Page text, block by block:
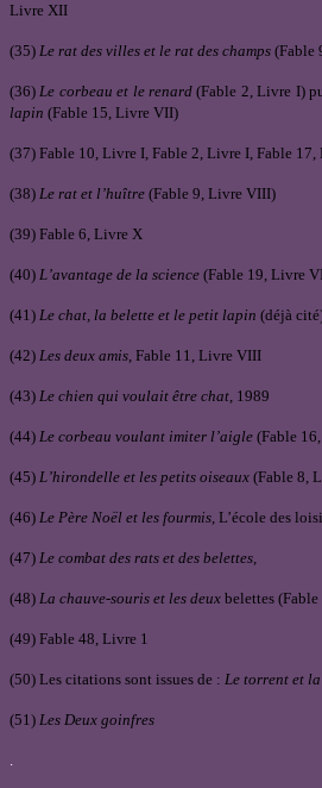
Livre XII
(35) Le rat des villes et le rat des champs (Fable
(36)Le corbeau et le renard (Fable 2, Livre I)
lapin (Fable 15, Livre VII)
(37) Fable 10, Livre I, Fable 2, Livre I, Fable
(38) Le rat et l’huître (Fable 9, Livre VIII)
(39) Fable 6, Livre X
(40) L’avantage de la science (Fable 19, Livre
(41) Le chat, la belette et le petit lapin (déjà
(42) Les deux amis, Fable 11, Livre VIII
(43) Le chien qui voulait être chat, 1989
(44) Le corbeau voulant imiter l’aigle (Fable
(45) L’hirondelle et les petits oiseaux (Fable 8,
(46) Le Père Noël et les fourmis, L’école des
(47) Le combat des rats et des belettes,
(48) La chauve-souris et les deux belettes
(49) Fable 48, Livre 1
(50) Les citations sont issues de : Le torrent et
(51) Les Deux goinfres
.